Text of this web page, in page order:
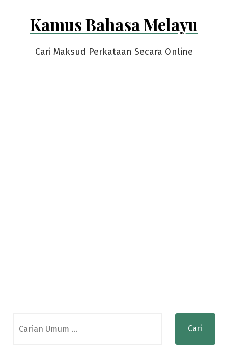
Kamus Bahasa Melayu
Cari Maksud Perkataan Secara Online
for: